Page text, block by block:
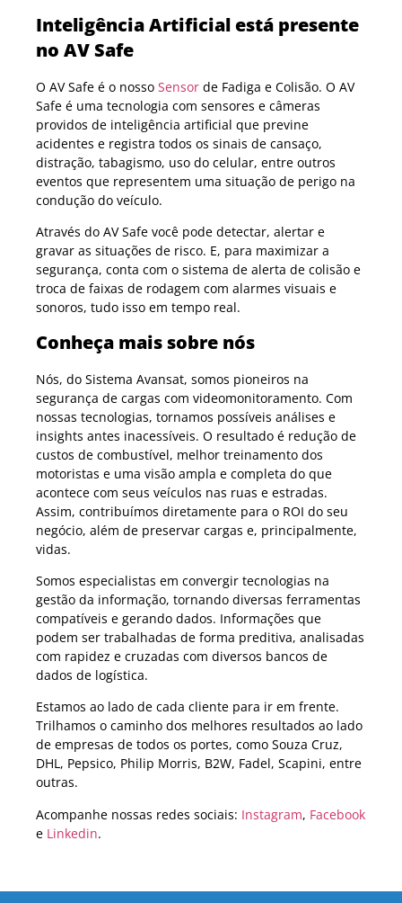
Inteligência Artificial está presente
no AV Safe
O AV Safe é o nosso Sensor de Fadiga e Colisão. O AV
Safe é uma tecnologia com sensores e câmeras
providos de inteligência artificial que previne
acidentes e registra todos os sinais de cansaço,
distração, tabagismo, uso do celular, entre outros
eventos que representem uma situação de perigo na
condução do veículo.
Através do AV Safe você pode detectar, alertar e
gravar as situações de risco. E, para maximizar a
segurança, conta com o sistema de alerta de colisão e
troca de faixas de rodagem com alarmes visuais e
sonoros, tudo isso em tempo real.
Conheça mais sobre nós
Nós, do Sistema Avansat, somos pioneiros na
segurança de cargas com videomonitoramento. Com
nossas tecnologias, tornamos possíveis análises e
insights antes inacessíveis. O resultado é redução de
custos de combustível, melhor treinamento dos
motoristas e uma visão ampla e completa do que
acontece com seus veículos nas ruas e estradas.
Assim, contribuímos diretamente para o ROI do seu
negócio, além de preservar cargas e, principalmente,
vidas.
Somos especialistas em convergir tecnologias na
gestão da informação, tornando diversas ferramentas
compatíveis e gerando dados. Informações que
podem ser trabalhadas de forma preditiva, analisadas
com rapidez e cruzadas com diversos bancos de
dados de logística.
Estamos ao lado de cada cliente para ir em frente.
Trilhamos o caminho dos melhores resultados ao lado
de empresas de todos os portes, como Souza Cruz,
DHL, Pepsico, Philip Morris, B2W, Fadel, Scapini, entre
outras.
Acompanhe nossas redes sociais: Instagram, Facebook
e Linkedin.